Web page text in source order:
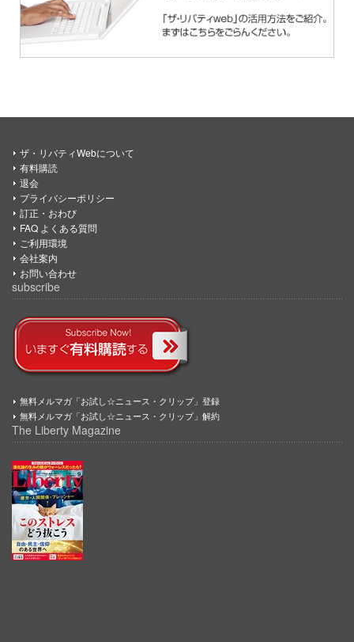
ザ・リバティWebについて
有料購読
退会
プライバシーポリシー
訂正・おわび
FAQ よくある質問
ご利用環境
会社案内
お問い合わせ
subscribe
無料メルマガ「お試し☆ニュース・クリップ」登録
無料メルマガ「お試し☆ニュース・クリップ」解約
The Liberty Magazine